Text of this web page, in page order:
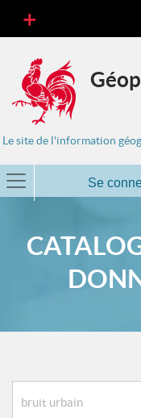
Le site de l'information
Se